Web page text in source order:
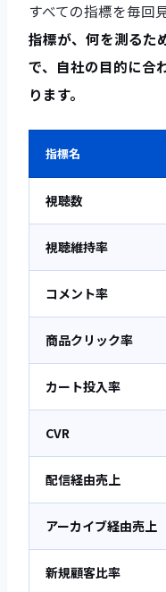
すべての指標を毎回
指標が、何を測るた
で、自社の目的に合
ります。
指標名
視聴数
視聴維持率
コメント率
商品クリック率
カート投入率
CVR
配信経由売上
アーカイブ経由売上
新規顧客比率